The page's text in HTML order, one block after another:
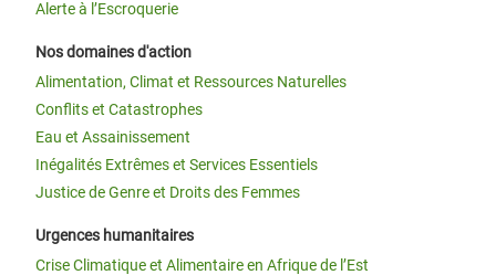
Alerte à l’Escroquerie
Nos domaines d'action
Alimentation, Climat et Ressources Naturelles
Conflits et Catastrophes
Eau et Assainissement
Inégalités Extrêmes et Services Essentiels
Justice de Genre et Droits des Femmes
Urgences humanitaires
Crise Climatique et Alimentaire en Afrique de l’Est